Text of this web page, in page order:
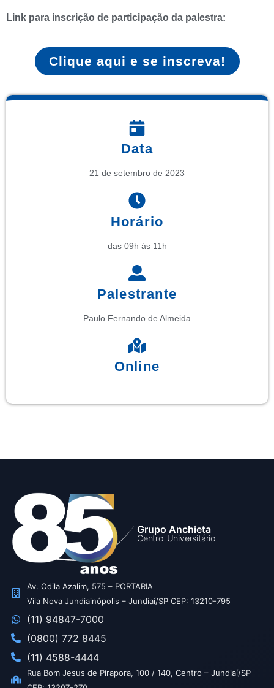
Link para inscrição de participação da palestra:
Clique aqui e se inscreva!
Data
21 de setembro de 2023
Horário
das 09h às 11h
Palestrante
Paulo Fernando de Almeida
Online
Grupo Anchieta
Centro Universitário
Av. Odila Azalim, 575 – PORTARIA
Vila Nova Jundiainópolis – Jundiaí/SP CEP: 13210-795
(11) 94847-7000
(0800) 772 8445
(11) 4588-4444
Rua Bom Jesus de Pirapora, 100 / 140, Centro – Jundiaí/SP